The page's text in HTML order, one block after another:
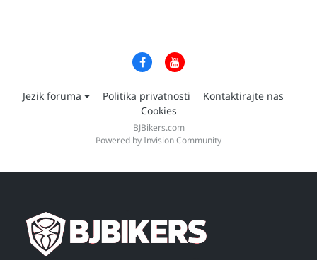
Jezik foruma Politika privatnosti
Kontaktirajte nas
Cookies
BJBikers.com
Powered by Invision Community